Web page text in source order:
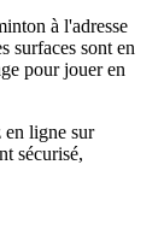
à l'adresse
surfaces sont en
pour jouer en
en ligne sur
sécurisé,